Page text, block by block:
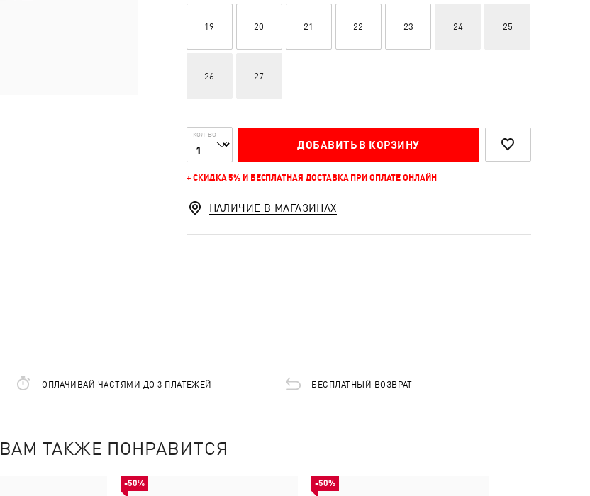
19 20 21 22 23 24 25
26 27
КОЛ-ВО
ДОБАВИТЬ В КОРЗИНУ
+ СКИДКА 5% И БЕСПЛАТНАЯ ДОСТАВКА ПРИ ОПЛАТЕ ОНЛАЙН
НАЛИЧИЕ В МАГАЗИНАХ
ОПЛАЧИВАЙ ЧАСТЯМИ ДО 3 ПЛАТЕЖЕЙ БЕСПЛАТНЫЙ ВОЗВРАТ
ВАМ ТАКЖЕ ПОНРАВИТСЯ
-50% -50%